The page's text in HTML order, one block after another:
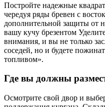
Постройте надежные
чередуя ряды бревен с
дополнительной защиты от
вашу кучу брезентом
внимания, и вы не только
соседей, но и будете
топливом».
Где вы должны
Осмотрите свой двор и